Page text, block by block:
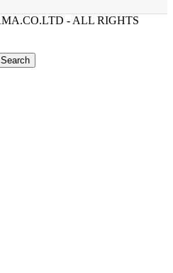
- ALL RIGHTS
Search